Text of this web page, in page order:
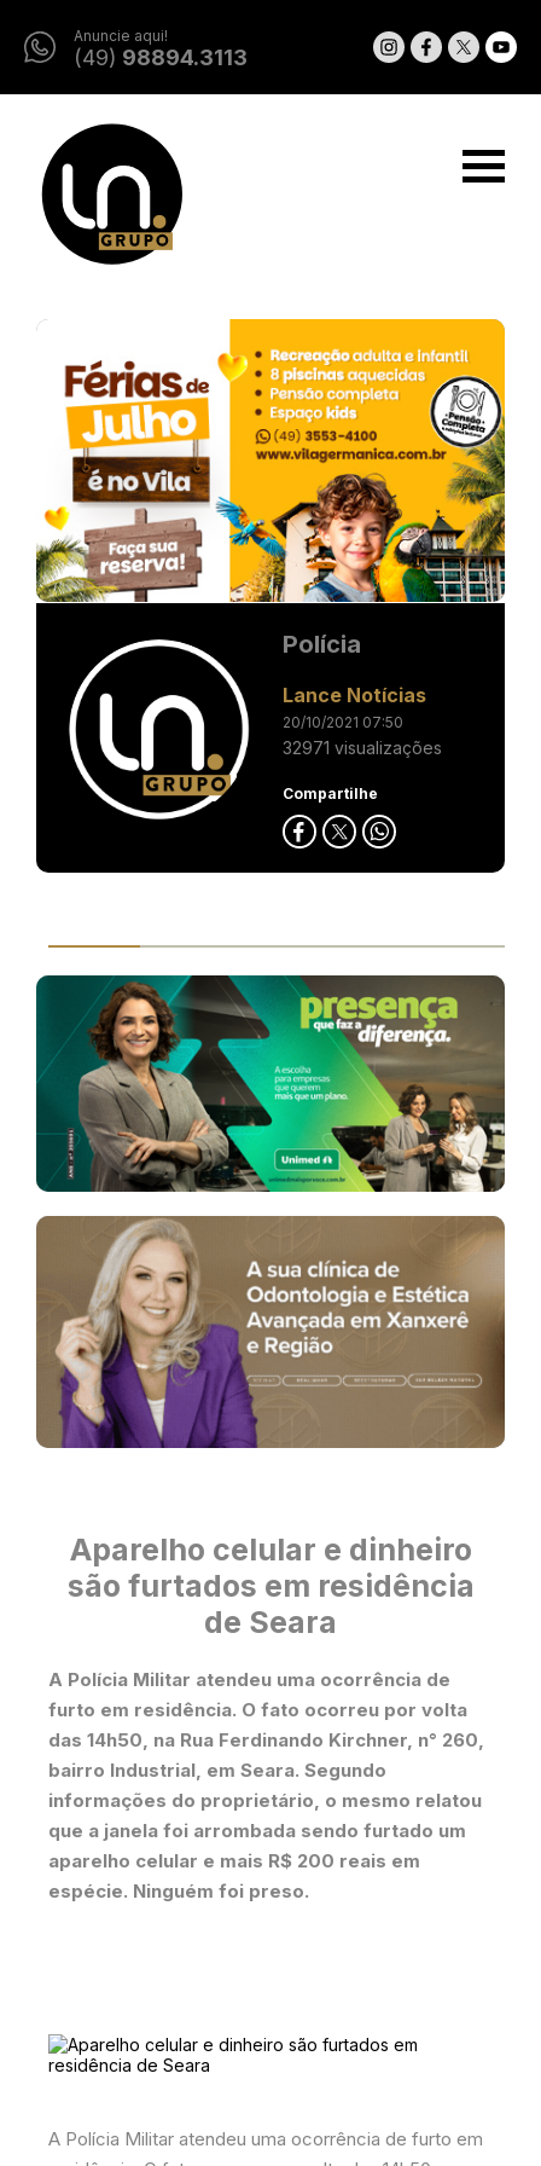
Anuncie aqui!
(49) 98894.3113
Polícia
Lance Notícias
20/10/2021 07:50
32971 visualizações
Compartilhe
Aparelho celular e dinheiro
são furtados em residência
de Seara
A Polícia Militar atendeu uma ocorrência de
furto em residência. O fato ocorreu por volta
das 14h50, na Rua Ferdinando Kirchner, n° 260,
bairro Industrial, em Seara. Segundo
informações do proprietário, o mesmo relatou
que a janela foi arrombada sendo furtado um
aparelho celular e mais R$ 200 reais em
espécie. Ninguém foi preso.
A Polícia Militar atendeu uma ocorrência de furto em